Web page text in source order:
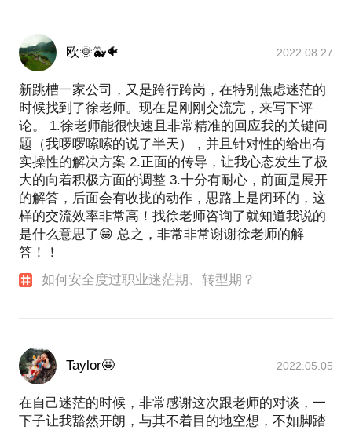
欧🌞🐳🐠 2022.08.27
新跳槽一家公司，又是跨行跨岗，在特别焦虑迷茫的
时候找到了徐老师。现在是刚刚交流完，来写下评
论。 1.徐老师能很快速且非常精准的回应我的关键问
题（我啰啰嗦嗦的说了半天），并且针对性的给出有
实操性的解决方案 2.正面的传导，让我心态发生了极
大的向着积极方面的调整 3.十分有耐心，前面是展开
的解答，后面会有收拢的动作，思路上是闭环的，这
样的交流效率非常高！找徐老师咨询了就知道我说的
是什么意思了😁 总之，非常非常谢谢徐老师的解
答！！
如何安全度过职业迷茫期、转型期？
Taylor🤩 2022.05.05
在自己迷茫的时候，非常感谢这次跟老师的对谈，一
下子让我豁然开朗，与其不着目的地空想，不如脚踏